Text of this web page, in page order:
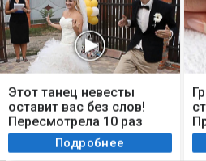
Не у нас
В Тольятти пенсионер
помощью газет
Не у нас
Мы используем cookie. Во
вы соглашаетесь с тем, что
ваши персональные данные
метрик Яндекс Метрика,
Я согласен
Этот танец невесты
оставит вас без слов!
Пересмотрела 10 раз
Подробнее